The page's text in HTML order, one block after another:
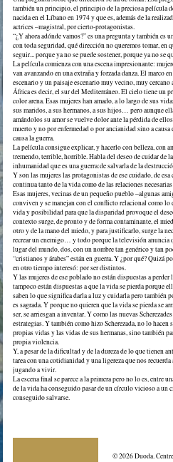
Text en format PDF
también un principio, el principio de la preciosa película
nacida en el Líbano en 1974 y que es, además de la
actrices –magistral, por cierto-protagonistas.
“¿Y ahora adónde vamos?” es una pregunta y también es
con toda seguridad, qué dirección no queremos tomar, en
seguir... porque ya no se puede sostener, porque ya no se
La película comienza con una escena impresionante:
van avanzando en una extraña y forzada danza. El marco
escenario y un paisaje escenario muy vecino, muy
África es decir, el sur del Mediterráneo. El cielo tiene un
color arena. Esas mujeres han amado, a lo largo de sus
sus maridos, a sus hermanos, a sus hijos… pero aunque
amándolos su amor se vuelve dolor ante la pérdida de
muerto y no por enfermedad o por ancianidad sino a causa
causa la guerra.
La película consigue explicar, y hacerlo con belleza, con
tremendo, terrible, horrible. Habla del deseo de cuidar de
inhumanidad que es una guerra:de salvarla de la
Y son las mujeres las protagonistas de ese cuidado, de esa
continua tanto de la vida como de las relaciones
Esas mujeres, vecinas de un pequeño pueblo –algunas
conviven y se manejan con el conflicto relacional como lo
vida y posibilidad para que la disparidad provoque el
contexto surge, de pronto y de forma contaminante, el
otro y de la mano del miedo, y para justificarlo, surge la
recrear un enemigo… y todo porque la televisión anuncia
lugar del mundo, dos, con un nombre tan genérico y tan
“cristianos y árabes” están en guerra. Y ¿por qué? Quizá
en otro tiempo interesó: por ser distintos.
Y las mujeres de ese poblado no están dispuestas a perder
tampoco están dispuestas a que la vida se pierda porque
saben lo que significa darla a luz y cuidarla pero también
es sagrada. Y porque no quieren que la vida se pierda se
ser, se arriesgan a inventar. Y como las nuevas
estrategias. Y también como hizo Scherezada, no lo hacen
propias vidas y las vidas de sus hermanas, sino también
propia violencia.
Y, a pesar de la dificultad y de la dureza de lo que tienen
tarea con una cotidianidad y una ligereza que nos
jugando a vivir.
La escena final se parece a la primera pero no lo es, entre
de la vida ha conseguido pasar de un círculo vicioso a un
conseguido salvarse.
© 2026 Duoda.